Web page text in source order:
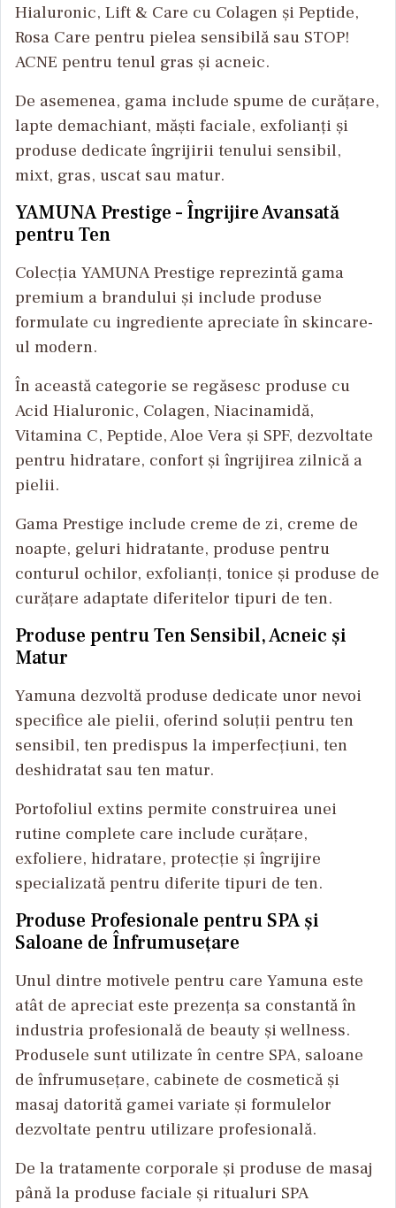
Hialuronic, Lift & Care cu Colagen și Peptide,
Rosa Care pentru pielea sensibilă sau STOP!
ACNE pentru tenul gras și acneic.
De asemenea, gama include spume de curățare,
lapte demachiant, măști faciale, exfolianți și
produse dedicate îngrijirii tenului sensibil,
mixt, gras, uscat sau matur.
YAMUNA Prestige – Îngrijire Avansată
pentru Ten
Colecția YAMUNA Prestige reprezintă gama
premium a brandului și include produse
formulate cu ingrediente apreciate în skincare-
ul modern.
În această categorie se regăsesc produse cu
Acid Hialuronic, Colagen, Niacinamidă,
Vitamina C, Peptide, Aloe Vera și SPF, dezvoltate
pentru hidratare, confort și îngrijirea zilnică a
pielii.
Gama Prestige include creme de zi, creme de
noapte, geluri hidratante, produse pentru
conturul ochilor, exfolianți, tonice și produse de
curățare adaptate diferitelor tipuri de ten.
Produse pentru Ten Sensibil, Acneic și
Matur
Yamuna dezvoltă produse dedicate unor nevoi
specifice ale pielii, oferind soluții pentru ten
sensibil, ten predispus la imperfecțiuni, ten
deshidratat sau ten matur.
Portofoliul extins permite construirea unei
rutine complete care include curățare,
exfoliere, hidratare, protecție și îngrijire
specializată pentru diferite tipuri de ten.
Produse Profesionale pentru SPA și
Saloane de Înfrumusețare
Unul dintre motivele pentru care Yamuna este
atât de apreciat este prezența sa constantă în
industria profesională de beauty și wellness.
Produsele sunt utilizate în centre SPA, saloane
de înfrumusețare, cabinete de cosmetică și
masaj datorită gamei variate și formulelor
dezvoltate pentru utilizare profesională.
De la tratamente corporale și produse de masaj
până la produse faciale și ritualuri SPA